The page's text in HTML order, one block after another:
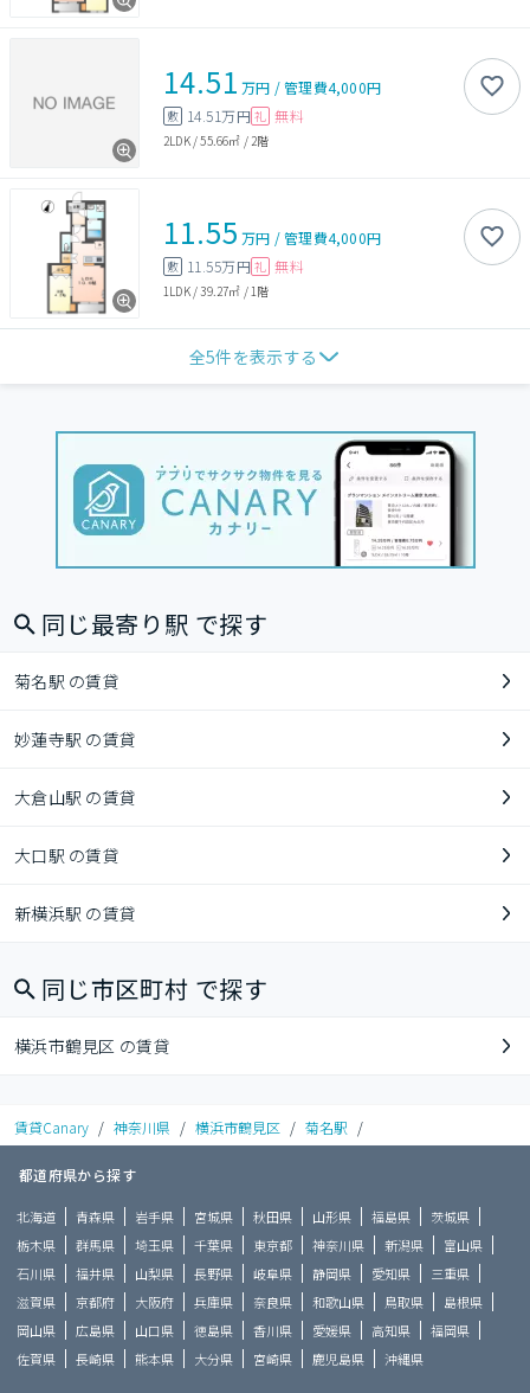
14.51 万円 /管理費4,000円
敷 14.51万円 礼 無料
2LDK/55.66㎡ / 2階
11.55 万円 /管理費4,000円
敷 11.55万円 礼 無料
1LDK/39.27㎡ / 1階
全5件を表示する
同じ最寄り駅 で探す
菊名駅 の賃貸
妙蓮寺駅 の賃貸
大倉山駅 の賃貸
大口駅 の賃貸
新横浜駅 の賃貸
同じ市区町村 で探す
横浜市鶴見区 の賃貸
賃貸Canary / 神奈川県 / 横浜市鶴見区 / 菊名駅 /
都道府県から探す
北海道 青森県 岩手県 宮城県 秋田県 山形県 福島県
茨城県
栃木県
群馬県 埼玉県 千葉県 東京都 神奈川県 新潟県
富山県
石川県
福井県 山梨県 長野県 岐阜県 静岡県 愛知県
三重県
滋賀県
京都府 大阪府 兵庫県 奈良県 和歌山県 鳥取県
島根県
岡山県
広島県 山口県 徳島県 香川県 愛媛県 高知県
福岡県
佐賀県
長崎県 熊本県 大分県 宮崎県 鹿児島県 沖縄県